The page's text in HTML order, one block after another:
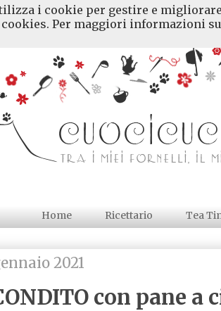
Home Ricettario Tea
2021
con pane a
i cookie per gestire e
Per maggiori informazioni